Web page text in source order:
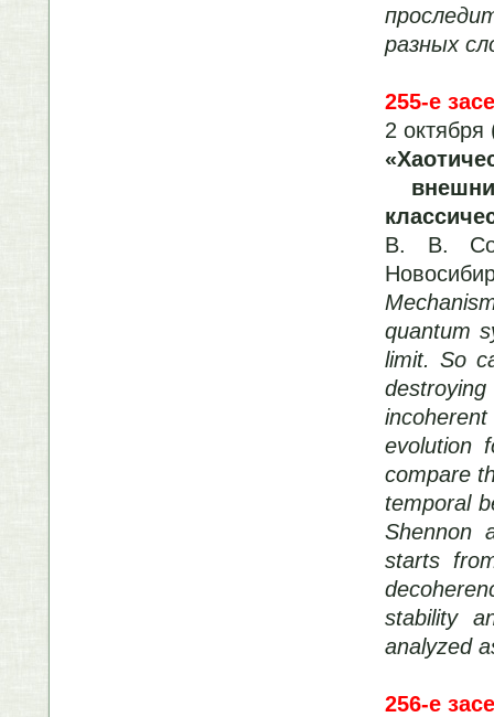
разных
255-е
2 октября
В. В.
quantum
limit. So
evolution
compare
temporal
Shennon
starts
stability
analyzed
256-е